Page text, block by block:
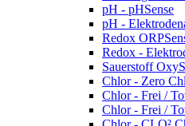
pH - pHSense
pH -
Redox
Redox -
Sauerstoff
Chlor - Zero
Chlor - Frei /
Chlor - Frei /